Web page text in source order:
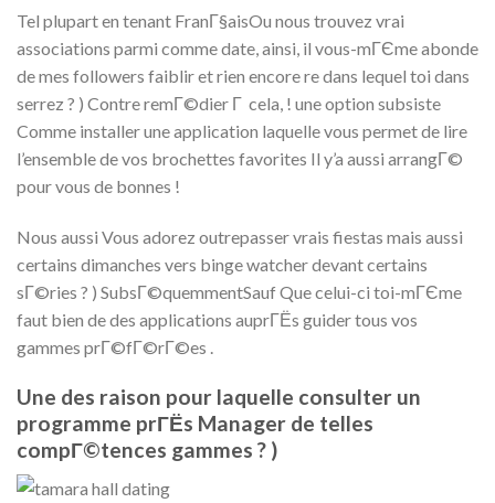
Tel plupart en tenant FranГ§aisOu nous trouvez vrai
associations parmi comme date, ainsi, il vous-mГЄme abonde
de mes followers faiblir et rien encore re dans lequel toi dans
serrez ? ) Contre remГ©dier Г cela, ! une option subsiste
Comme installer une application laquelle vous permet de lire
l’ensemble de vos brochettes favorites Il y’a aussi arrangГ©
pour vous de bonnes !
Nous aussi Vous adorez outrepasser vrais fiestas mais aussi
certains dimanches vers binge watcher devant certains
sГ©ries ? ) SubsГ©quemmentSauf Que celui-ci toi-mГЄme
faut bien de des applications auprГЁs guider tous vos
gammes prГ©fГ©rГ©es .
Une des raison pour laquelle consulter un
programme prГЁs Manager de telles
compГ©tences gammes ? )